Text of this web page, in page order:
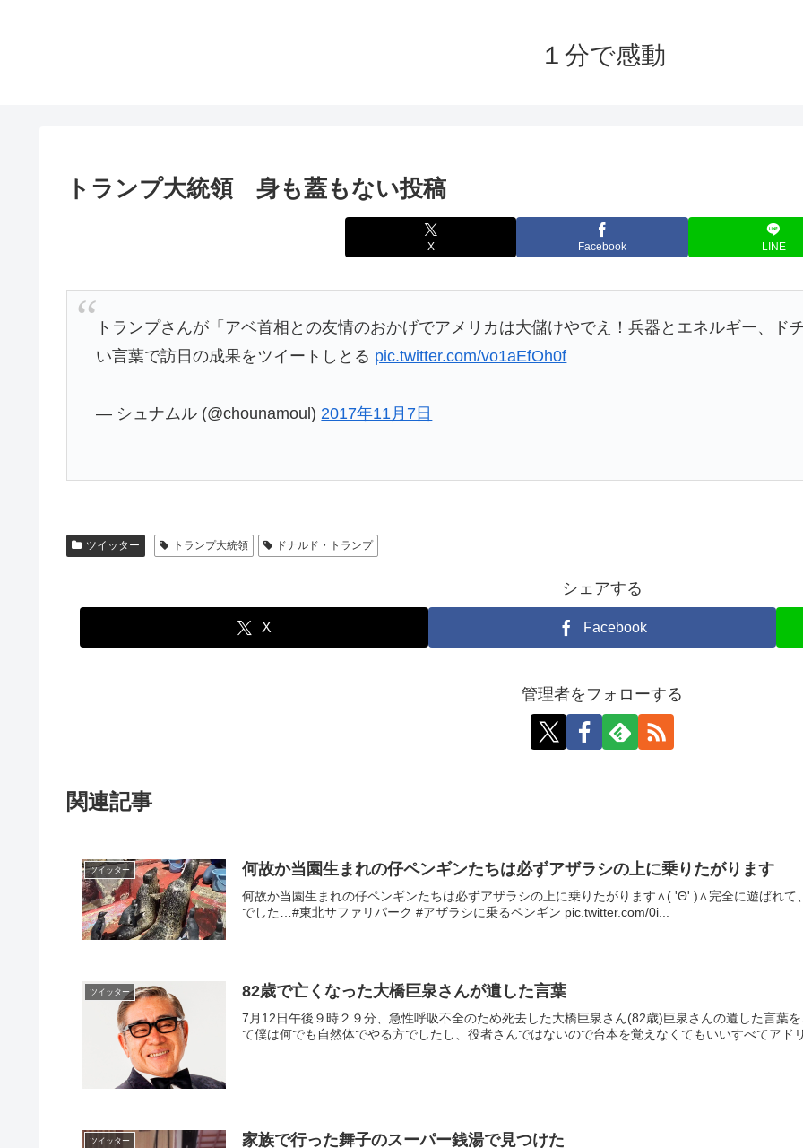
１分で感動
トランプ大統領 身も蓋もない投稿
X Facebook LINE
トランプさんが「アベ首相との友情のおかげでアメリカは大儲けやでえ！兵器とエネルギー、ド
い言葉で訪日の成果をツイートしとる pic.twitter.com/vo1aEfOh0f
— シュナムル (@chounamoul) 2017年11月7日
ツイッター トランプ大統領 ドナルド・トランプ
シェアする
X Facebook
管理者をフォローする
関連記事
ツイッター 何故か当園生まれの仔ペンギンたちは必ずアザラシの上に乗りたがります
何故か当園生まれの仔ペンギンたちは必ずアザラシの上に乗りたがります∧( 'Θ' )∧完全に遊ばれて
でした…#東北サファリパーク #アザラシに乗るペンギン pic.twitter.com/0i...
ツイッター 82歳で亡くなった大橋巨泉さんが遺した言葉
7月12日午後９時２９分、急性呼吸不全のため死去した大橋巨泉さん(82歳)巨泉さんの遺した言葉
て僕は何でも自然体でやる方でしたし、役者さんではないので台本を覚えなくてもいいすべてアド
ツイッター 家族で行った舞子のスーパー銭湯で見つけた